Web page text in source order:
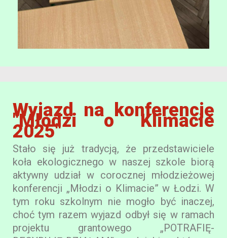
Wyjazd na konferencję
"Młodzi o Klimacie
2025"
Stało się już tradycją, że przedstawiciele
koła ekologicznego w naszej szkole biorą
aktywny udział w corocznej młodzieżowej
konferencji „Młodzi o Klimacie” w Łodzi. W
tym roku szkolnym nie mogło być inaczej,
choć tym razem wyjazd odbył się w ramach
projektu grantowego „POTRAFIĘ-